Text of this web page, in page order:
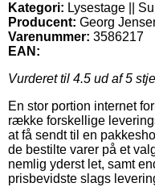
Kategori: Lysestage ||
Producent: Georg
Varenummer: 3586217
EAN:
Vurderet til 4.5 ud af 5
En stor portion internet
række forskellige
at få sendt til en
de bestilte varer på et
nemlig yderst let, samt
prisbevidste slags